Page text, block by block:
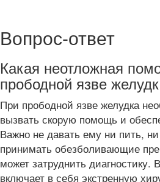
Вопрос-ответ
Какая неотложная
прободной язве
При прободной язве желудка
вызвать скорую помощь и
Важно не давать ему ни пить,
принимать обезболивающие
может затруднить
включает в себя экстренную